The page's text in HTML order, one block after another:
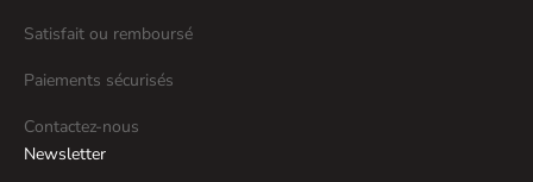
Satisfait ou remboursé
Paiements sécurisés
Contactez-nous
Newsletter